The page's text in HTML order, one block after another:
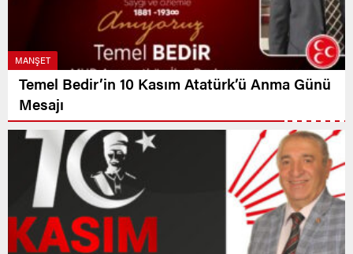
MANŞET
Temel Bedir’in 10 Kasım Atatürk’ü Anma Günü
Mesajı